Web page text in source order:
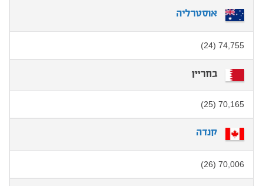
אוסטרליה
74,755 (24)
בחריין
70,165 (25)
קנדה
70,006 (26)